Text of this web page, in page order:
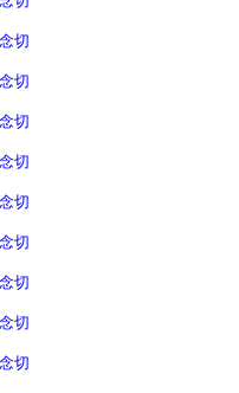
切
切
切
切
切
切
切
切
切